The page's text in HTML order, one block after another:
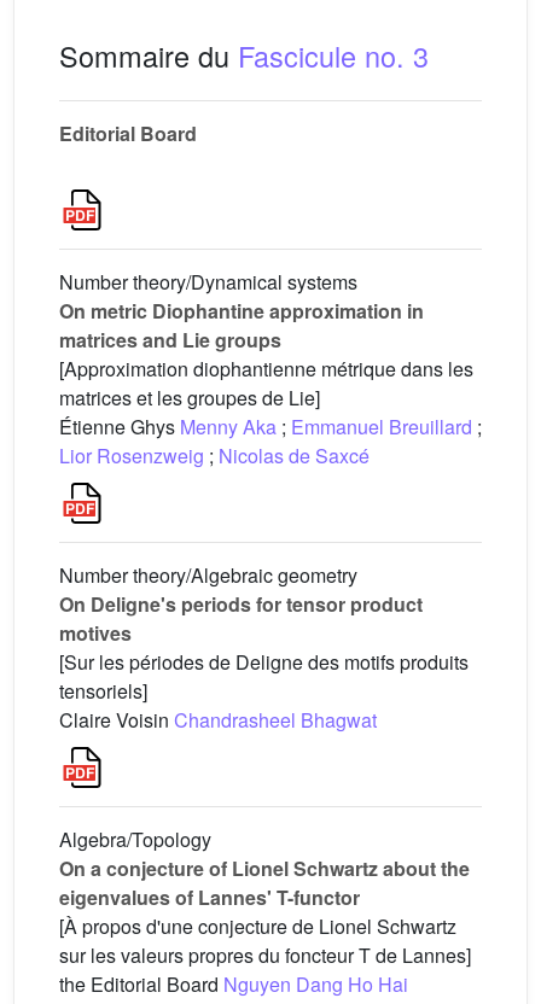
Sommaire du Fascicule no. 3
Editorial Board
Number theory/Dynamical systems
On metric Diophantine approximation in
matrices and Lie groups
[Approximation diophantienne métrique dans les
matrices et les groupes de Lie]
Étienne Ghys Menny Aka ; Emmanuel Breuillard ;
Lior Rosenzweig ; Nicolas de Saxcé
Number theory/Algebraic geometry
On Deligne's periods for tensor product
motives
[Sur les périodes de Deligne des motifs produits
tensoriels]
Claire Voisin Chandrasheel Bhagwat
Algebra/Topology
On a conjecture of Lionel Schwartz about the
eigenvalues of Lannes' T-functor
[À propos d'une conjecture de Lionel Schwartz
sur les valeurs propres du foncteur T de Lannes]
the Editorial Board Nguyen Dang Ho Hai